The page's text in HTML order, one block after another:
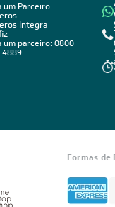
um Parceiro
Integra
um parceiro: 0800
4889
Formas de